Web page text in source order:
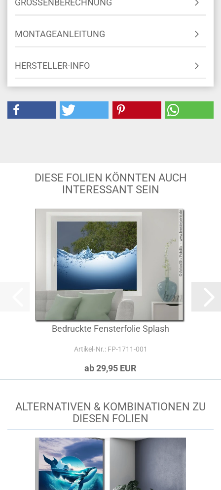
GRÖSSENBERECHNUNG
MONTAGEANLEITUNG
HERSTELLER-INFO
DIESE FOLIEN KÖNNTEN AUCH
INTERESSANT SEIN
Bedruckte Fensterfolie Splash
Artikel‑Nr.: FP-1711-001
ab 29,95 EUR
ALTERNATIVEN & KOMBINATIONEN ZU
DIESEN FOLIEN